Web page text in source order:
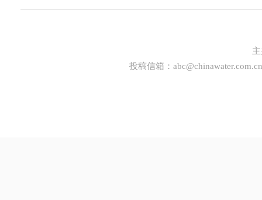
投稿信箱： abc@chinawater.com.cn